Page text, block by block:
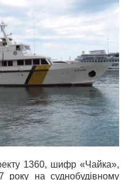
1360, шифр «Чайка»,
року на суднобудівному